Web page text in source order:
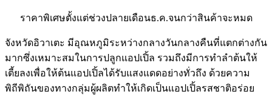
ราคาพิเศษตั้งแต่ช่วงปลายเดือนธ.ค.จนกว่าสินค้าจะหมด
จังหวัดอิวาเตะ มีอุณหภูมิระหว่างกลางวันกลางคืนที่แตกต่างกัน
มากซึ่งเหมาะสมในการปลูกแอปเปิ้ล รวมถึงมีการทำลำต้นให้
เตี้ยลงเพื่อให้ต้นแอปเปิ้ลได้รับแสงแดดอย่างทั่วถึง ด้วยความ
พิถีพิถันของทางกลุ่มผู้ผลิตทำให้เกิดเป็นแอปเปิ้ลรสชาติอร่อย